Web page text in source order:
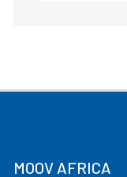
MOOV AFRICA